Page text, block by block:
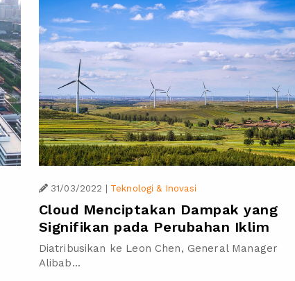
31/03/2022 Teknologi & Inovasi
Cloud Menciptakan Dampak yang
Signifikan pada Perubahan Iklim
Diatribusikan ke Leon Chen, General Manager
Alibab...